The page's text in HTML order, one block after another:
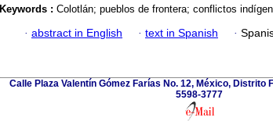
Keywords : Colotlán; pueblos de frontera; conflictos
· abstract in English · text in Spanish ·
Calle Plaza Valentín Gómez Farías No. 12, México, Distrito
5598-3777